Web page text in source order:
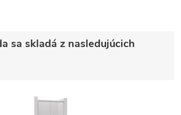
sa skladá z nasledujúcich